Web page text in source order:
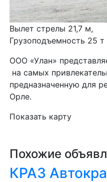
Вылет стрелы 21,7 м,
Грузоподъемность 25 т
ООО «Улан»
предназначенную для
Орле.
Показать карту
Похожие
КРАЗ